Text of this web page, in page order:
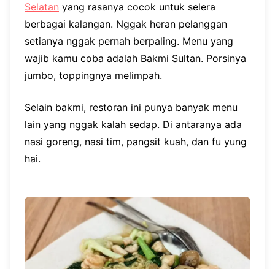
Selatan yang rasanya cocok untuk selera
berbagai kalangan. Nggak heran pelanggan
setianya nggak pernah berpaling. Menu yang
wajib kamu coba adalah Bakmi Sultan. Porsinya
jumbo, toppingnya melimpah.
Selain bakmi, restoran ini punya banyak menu
lain yang nggak kalah sedap. Di antaranya ada
nasi goreng, nasi tim, pangsit kuah, dan fu yung
hai.